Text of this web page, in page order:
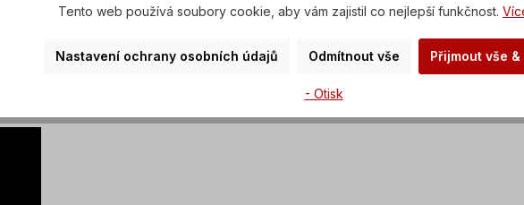
zobrazení (6 různých jazyků)
logická řídicí karta):
11 vstupů a max. 6 výstupů
Modbus TCP, Rnet, LonWorks, CANopen, EtherNet/IP *
na PC
Tento web používá soubory cookie, aby vám zajistil co nejlepší funkčnost.
Nastavení ochrany osobních údajů Odmítnout vše Přijmout vše
- Otisk